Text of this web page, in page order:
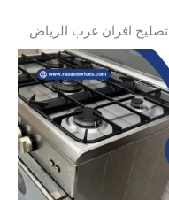
تصليح افران غرب الرياض